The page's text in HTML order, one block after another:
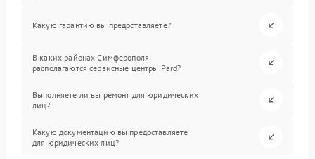
Какую гарантию вы предоставляете?
В каких районах Симферополя
располагаются сервисные центры Pard?
Выполняете ли вы ремонт для юридических
лиц?
Какую документацию вы предоставляете
для юридических лиц?